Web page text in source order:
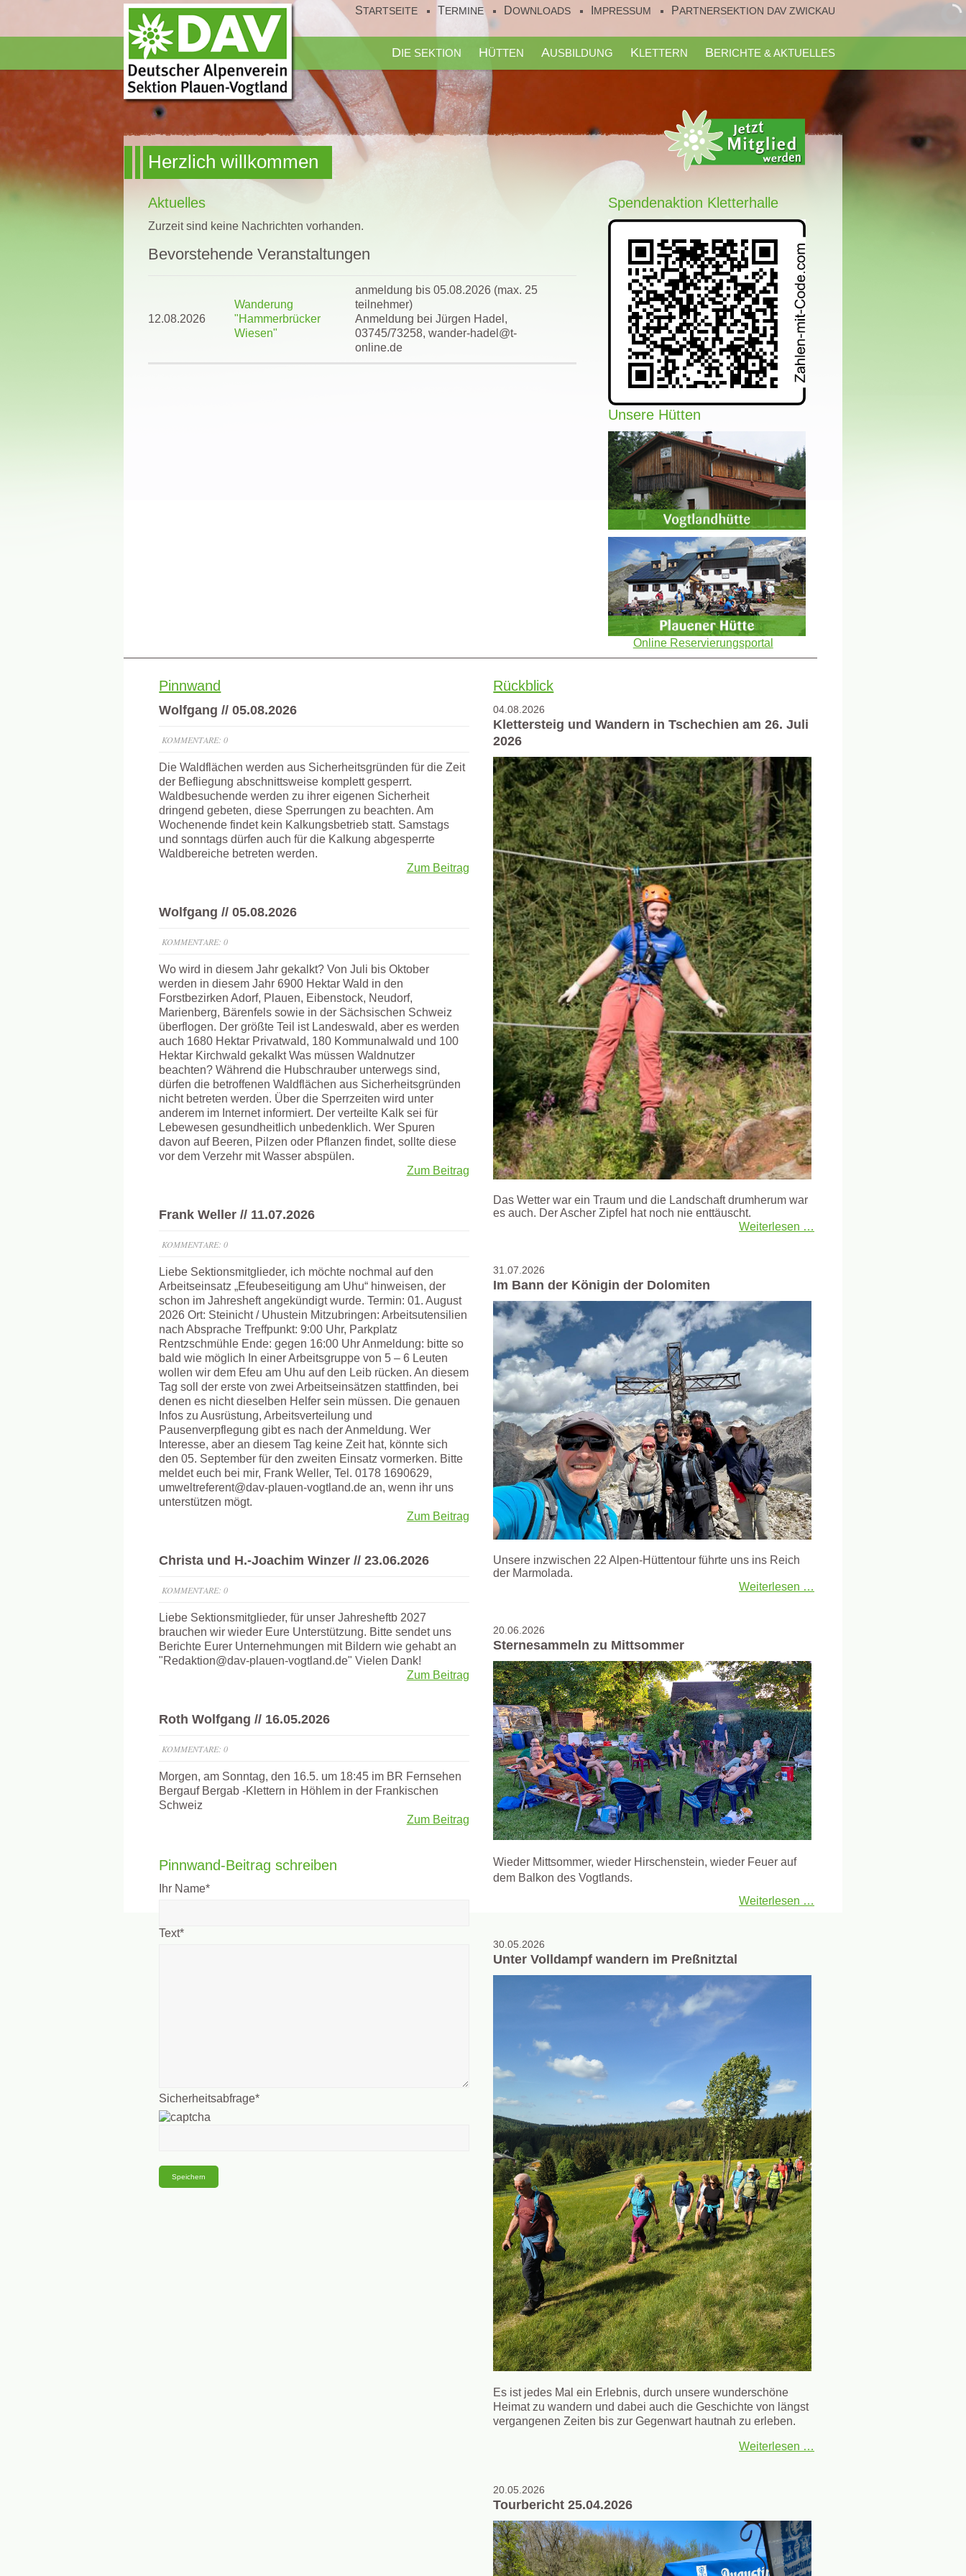
STARTSEITE TERMINE DOWNLOADS IMPRESSUM PARTNERSEKTION DAV ZWICKAU
DIE SEKTION HÜTTEN AUSBILDUNG KLETTERN BERICHTE & AKTUELLES
Herzlich willkommen
Aktuelles
Zurzeit sind keine Nachrichten vorhanden.
Bevorstehende Veranstaltungen
12.08.2026
Wanderung
"Hammerbrücker
Wiesen"
anmeldung bis 05.08.2026 (max. 25
teilnehmer)
Anmeldung bei Jürgen Hadel,
03745/73258, wander-hadel@t-
online.de
Spendenaktion Kletterhalle
Unsere Hütten
Online Reservierungsportal
Pinnwand
Wolfgang // 05.08.2026
KOMMENTARE: 0
Die Waldflächen werden aus Sicherheitsgründen für die Zeit
der Befliegung abschnittsweise komplett gesperrt.
Waldbesuchende werden zu ihrer eigenen Sicherheit
dringend gebeten, diese Sperrungen zu beachten. Am
Wochenende findet kein Kalkungsbetrieb statt. Samstags
und sonntags dürfen auch für die Kalkung abgesperrte
Waldbereiche betreten werden.
Zum Beitrag
Wolfgang // 05.08.2026
KOMMENTARE: 0
Wo wird in diesem Jahr gekalkt? Von Juli bis Oktober
werden in diesem Jahr 6900 Hektar Wald in den
Forstbezirken Adorf, Plauen, Eibenstock, Neudorf,
Marienberg, Bärenfels sowie in der Sächsischen Schweiz
überflogen. Der größte Teil ist Landeswald, aber es werden
auch 1680 Hektar Privatwald, 180 Kommunalwald und 100
Hektar Kirchwald gekalkt Was müssen Waldnutzer
beachten? Während die Hubschrauber unterwegs sind,
dürfen die betroffenen Waldflächen aus Sicherheitsgründen
nicht betreten werden. Über die Sperrzeiten wird unter
anderem im Internet informiert. Der verteilte Kalk sei für
Lebewesen gesundheitlich unbedenklich. Wer Spuren
davon auf Beeren, Pilzen oder Pflanzen findet, sollte diese
vor dem Verzehr mit Wasser abspülen.
Zum Beitrag
Frank Weller // 11.07.2026
KOMMENTARE: 0
Liebe Sektionsmitglieder, ich möchte nochmal auf den
Arbeitseinsatz „Efeubeseitigung am Uhu“ hinweisen, der
schon im Jahresheft angekündigt wurde. Termin: 01. August
2026 Ort: Steinicht / Uhustein Mitzubringen: Arbeitsutensilien
nach Absprache Treffpunkt: 9:00 Uhr, Parkplatz
Rentzschmühle Ende: gegen 16:00 Uhr Anmeldung: bitte so
bald wie möglich In einer Arbeitsgruppe von 5 – 6 Leuten
wollen wir dem Efeu am Uhu auf den Leib rücken. An diesem
Tag soll der erste von zwei Arbeitseinsätzen stattfinden, bei
denen es nicht dieselben Helfer sein müssen. Die genauen
Infos zu Ausrüstung, Arbeitsverteilung und
Pausenverpflegung gibt es nach der Anmeldung. Wer
Interesse, aber an diesem Tag keine Zeit hat, könnte sich
den 05. September für den zweiten Einsatz vormerken. Bitte
meldet euch bei mir, Frank Weller, Tel. 0178 1690629,
umweltreferent@dav-plauen-vogtland.de an, wenn ihr uns
unterstützen mögt.
Zum Beitrag
Christa und H.-Joachim Winzer // 23.06.2026
KOMMENTARE: 0
Liebe Sektionsmitglieder, für unser Jahresheftb 2027
brauchen wir wieder Eure Unterstützung. Bitte sendet uns
Berichte Eurer Unternehmungen mit Bildern wie gehabt an
"Redaktion@dav-plauen-vogtland.de" Vielen Dank!
Zum Beitrag
Roth Wolfgang // 16.05.2026
KOMMENTARE: 0
Morgen, am Sonntag, den 16.5. um 18:45 im BR Fernsehen
Bergauf Bergab -Klettern in Höhlem in der Frankischen
Schweiz
Zum Beitrag
Pinnwand-Beitrag schreiben
Ihr Name*
Text*
Sicherheitsabfrage*
Rückblick
04.08.2026
Klettersteig und Wandern in Tschechien am 26. Juli
2026
Das Wetter war ein Traum und die Landschaft drumherum war
es auch. Der Ascher Zipfel hat noch nie enttäuscht.
Weiterlesen …
31.07.2026
Im Bann der Königin der Dolomiten
Unsere inzwischen 22 Alpen-Hüttentour führte uns ins Reich
der Marmolada.
Weiterlesen …
20.06.2026
Sternesammeln zu Mittsommer
Wieder Mittsommer, wieder Hirschenstein, wieder Feuer auf
dem Balkon des Vogtlands.
Weiterlesen …
30.05.2026
Unter Volldampf wandern im Preßnitztal
Es ist jedes Mal ein Erlebnis, durch unsere wunderschöne
Heimat zu wandern und dabei auch die Geschichte von längst
vergangenen Zeiten bis zur Gegenwart hautnah zu erleben.
Weiterlesen …
20.05.2026
Tourbericht 25.04.2026